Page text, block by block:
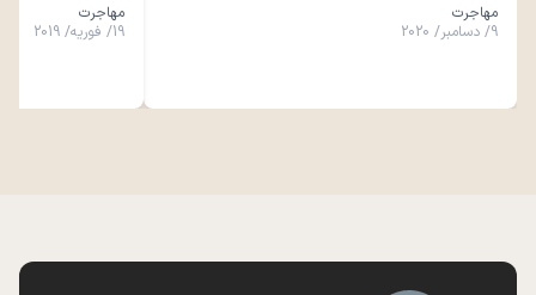
مهاجرت
9
/ دسامبر/
2020
مهاجرت
19
/ فوریه/
2019